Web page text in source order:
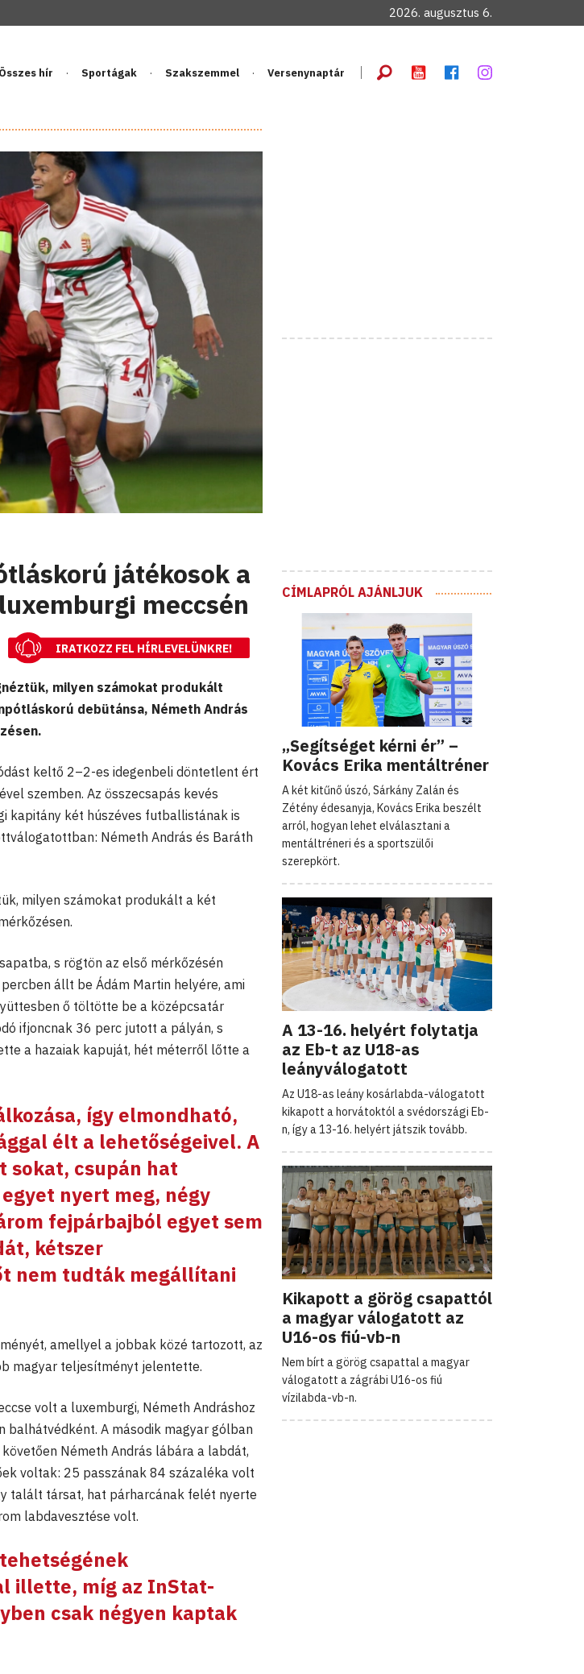
2026. augusztus 6.
Összes hír Sportágak Szakszemmel Versenynaptár
játékosok a
meccsén
IRATKOZZ FEL HÍRLEVELÜNKRE!
milyen számokat produkált
debütánsa, Németh András
keltő 2–2-es idegenbeli döntetlent ért
szemben. Az összecsapás kevés
kapitány két húszéves futballistának is
Németh András és Baráth
milyen számokat produkált a két
s rögtön az első mérkőzésén
állt be Ádám Martin helyére, ami
ő töltötte be a középcsatár
ifjoncnak 36 perc jutott a pályán, s
a hazaiak kapuját, hét méterről lőtte a
így elmondható,
élt a lehetőségeivel. A
sokat, csupán hat
nyert meg, négy
fejpárbajból egyet sem
kétszer
nem tudták megállítani
amellyel a jobbak közé tartozott, az
magyar teljesítményt jelentette.
volt a luxemburgi, Németh Andráshoz
balhátvédként. A második magyar gólban
Németh András lábára a labdát,
voltak: 25 passzának 84 százaléka volt
talált társat, hat párharcának felét nyerte
labdavesztése volt.
illette, míg az InStat-
csak négyen kaptak
CÍMLAPRÓL AJÁNLJUK
„Segítséget kérni ér” –
Kovács Erika mentáltréner
A két kitűnő úszó, Sárkány Zalán és
Zétény édesanyja, Kovács Erika beszélt
arról, hogyan lehet elválasztani a
mentáltréneri és a sportszülői
szerepkört.
A 13-16. helyért folytatja
az Eb-t az U18-as
leányválogatott
Az U18-as leány kosárlabda-válogatott
kikapott a horvátoktól a svédországi Eb-
n, így a 13-16. helyért játszik tovább.
Kikapott a görög csapattól
a magyar válogatott az
U16-os fiú-vb-n
Nem bírt a görög csapattal a magyar
válogatott a zágrábi U16-os fiú
vízilabda-vb-n.